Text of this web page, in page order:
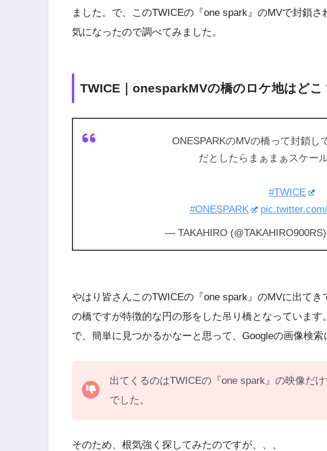
ました。で、このTWICEの『one spark』のMVで封鎖
気になったので調べてみました。
TWICE｜onesparkMVの橋のロケ地はどこ
ONESPARKのMVの橋って封鎖し
だとしたらまぁまぁスケー
#TWICE
#ONESPARK
— TAKAHIRO (@TAKAHIRO900RS)
やはり皆さんこのTWICEの『one spark』のMVに出て
の橋ですが特徴的な円の形をした吊り橋となっていま
で、簡単に見つかるかなーと思って、Googleの画像検索
出てくるのはTWICEの『one spark』の映像だ
でした。
そのため、根気強く探してみたのですが、、、